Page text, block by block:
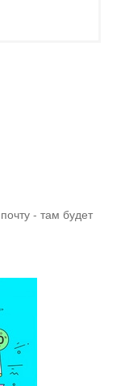
- там будет